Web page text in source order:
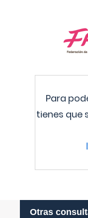
Para
tienes que
Otras